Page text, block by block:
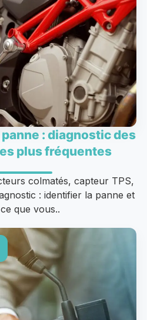
: diagnostic des
plus fréquentes
colmatés, capteur TPS,
: identifier la panne et
que vous..